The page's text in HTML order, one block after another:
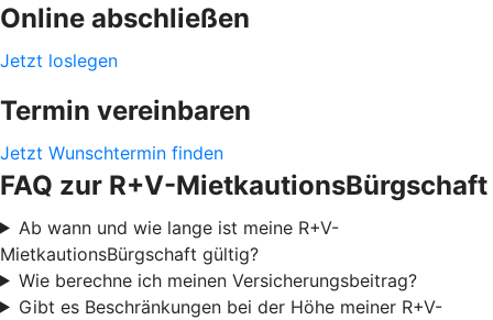
Online abschließen
Jetzt loslegen
Termin vereinbaren
Jetzt Wunschtermin finden
FAQ zur R+V-MietkautionsBürgschaft
Ab wann und wie lange ist meine R+V-
MietkautionsBürgschaft gültig?
Wie berechne ich meinen Versicherungsbeitrag?
Gibt es Beschränkungen bei der Höhe meiner R+V-